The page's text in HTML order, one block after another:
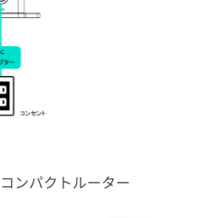
ンパクトルーター